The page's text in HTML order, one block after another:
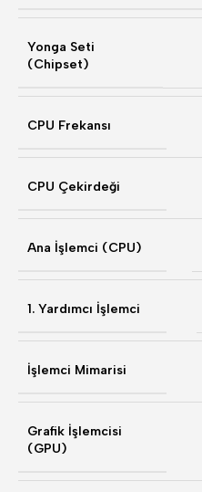
Yonga Seti
(Chipset)
CPU Frekansı
CPU Çekirdeği
Ana İşlemci (CPU)
1. Yardımcı İşlemci
İşlemci Mimarisi
Grafik İşlemcisi
(GPU)